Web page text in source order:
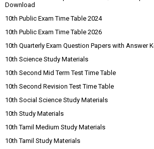
Download
10th Public Exam Time Table 2024
10th Public Exam Time Table 2026
10th Quarterly Exam Question Papers with Answer
10th Science Study Materials
10th Second Mid Term Test Time Table
10th Second Revision Test Time Table
10th Social Science Study Materials
10th Study Materials
10th Tamil Medium Study Materials
10th Tamil Study Materials